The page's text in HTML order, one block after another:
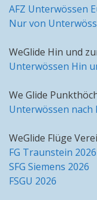
AFZ Unterwössen
Nur von
WeGlide Hin und
Unterwössen Hin
We Glide
Unterwössen nach
WeGlide Flüge
FG Traunstein 2026
SFG Siemens 2026
FSGU 2026